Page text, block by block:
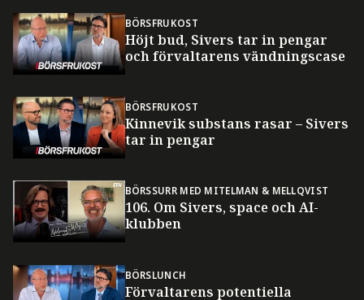
BÖRSFRUKOST
Höjt bud, Sivers tar in pengar
och förvaltarens vändningscase
BÖRSFRUKOST
Kinnevik substans rasar – Sivers
tar in pengar
BÖRSSURR MED MITELMAN & MELLQVIST
106. Om Sivers, space och AI-
klubben
BÖRSLUNCH
Förvaltarens potentiella